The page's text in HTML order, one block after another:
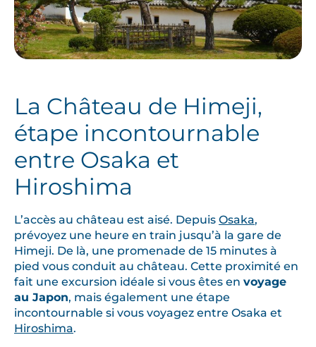
La Château de Himeji,
étape incontournable
entre Osaka et
Hiroshima
L’accès au château est aisé. Depuis Osaka,
prévoyez une heure en train jusqu’à la gare de
Himeji. De là, une promenade de 15 minutes à
pied vous conduit au château. Cette proximité en
fait une excursion idéale si vous êtes en voyage
au Japon, mais également une étape
incontournable si vous voyagez entre Osaka et
Hiroshima.